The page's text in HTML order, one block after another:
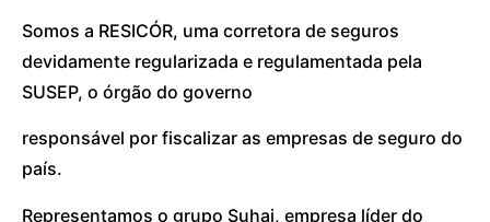
Somos a RESICÓR, uma corretora de seguros
devidamente regularizada e regulamentada pela
SUSEP, o órgão do governo
responsável por fiscalizar as empresas de seguro do
país.
Representamos o grupo Suhai, empresa líder do